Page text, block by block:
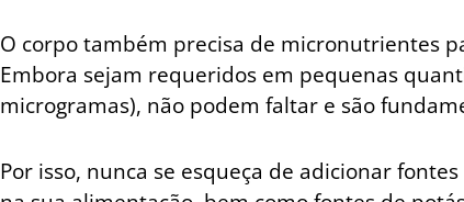
O corpo também precisa de micronutrientes
Embora sejam requeridos em pequenas
microgramas), não podem faltar e são
Por isso, nunca se esqueça de adicionar fontes